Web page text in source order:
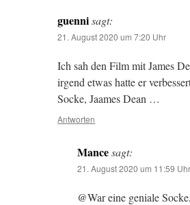
guenni sagt:
21. August 2020 um 7:20 Uhr
Ich sah den Film mit James
irgend etwas hatte er
Socke, Jaames Dean …
Antworten
Mance sagt:
21. August 2020 um 11:59 Uhr
@War eine geniale